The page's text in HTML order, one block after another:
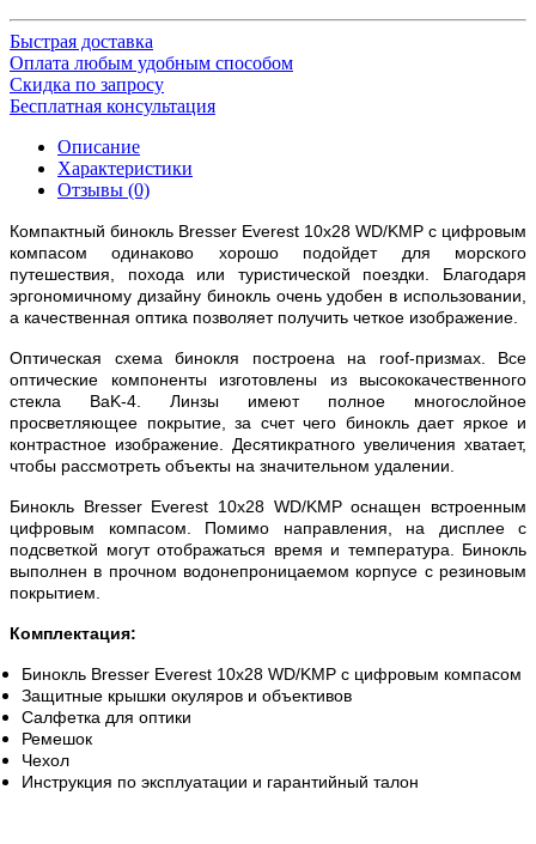
Быстрая доставка
Оплата любым удобным способом
Скидка по запросу
Бесплатная консультация
Описание
Характеристики
Отзывы (0)
Компактный бинокль Bresser Everest 10x28 WD/KMP с цифровым
компасом одинаково хорошо подойдет для морского
путешествия, похода или туристической поездки. Благодаря
эргономичному дизайну бинокль очень удобен в использовании,
а качественная оптика позволяет получить четкое изображение.
Оптическая схема бинокля построена на roof-призмах. Все
оптические компоненты изготовлены из высококачественного
стекла BaK-4. Линзы имеют полное многослойное
просветляющее покрытие, за счет чего бинокль дает яркое и
контрастное изображение. Десятикратного увеличения хватает,
чтобы рассмотреть объекты на значительном удалении.
Бинокль Bresser Everest 10x28 WD/KMP оснащен встроенным
цифровым компасом. Помимо направления, на дисплее с
подсветкой могут отображаться время и температура. Бинокль
выполнен в прочном водонепроницаемом корпусе с резиновым
покрытием.
Комплектация:
Бинокль Bresser Everest 10x28 WD/KMP с цифровым компасом
Защитные крышки окуляров и объективов
Салфетка для оптики
Ремешок
Чехол
Инструкция по эксплуатации и гарантийный талон